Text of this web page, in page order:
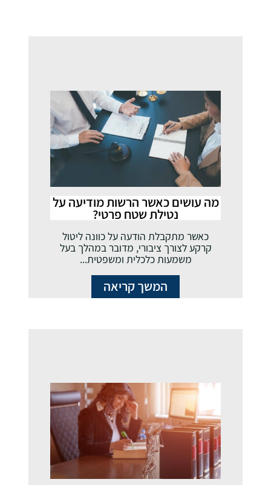
מה עושים כאשר הרשות מודיעה על
נטילת שטח פרטי?
כאשר מתקבלת הודעה על כוונה ליטול
קרקע לצורך ציבורי, מדובר במהלך בעל
משמעות כלכלית ומשפטית...
המשך קריאה